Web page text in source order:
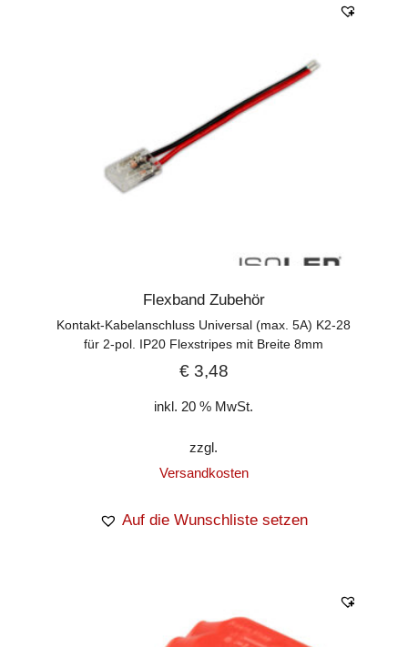
Flexband Zubehör
Kontakt-Kabelanschluss Universal (max. 5A) K2-28
für 2-pol. IP20 Flexstripes mit Breite 8mm
€3,48
inkl. 20 % MwSt.
zzgl.
Versandkosten
Auf die Wunschliste setzen